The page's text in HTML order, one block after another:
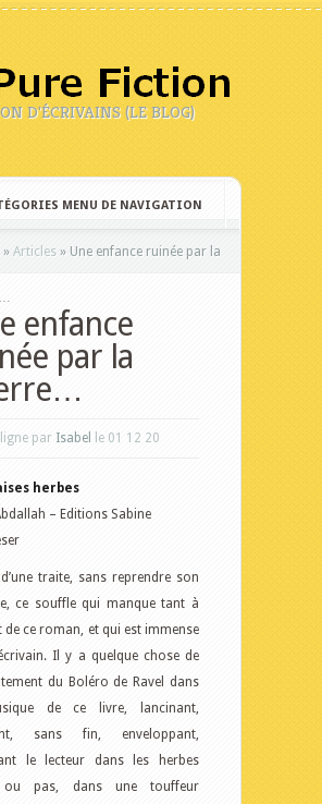
D'ÉCRIVAINS (LE BLOG)
MENU DE NAVIGATION
» Articles » Une enfance ruinée par la
enfance
par la
par Isabel le 01 12 20
herbes
– Editions Sabine
traite, sans reprendre son
ce souffle qui manque tant à
de ce roman, et qui est immense
Il y a quelque chose de
du Boléro de Ravel dans
de ce livre, lancinant,
sans fin, enveloppant,
le lecteur dans les herbes
ou pas, dans une touffeur